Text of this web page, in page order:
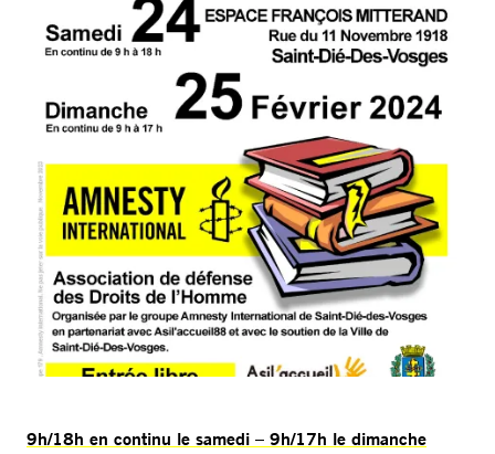
9h/18h en continu le samedi – 9h/17h le dimanche